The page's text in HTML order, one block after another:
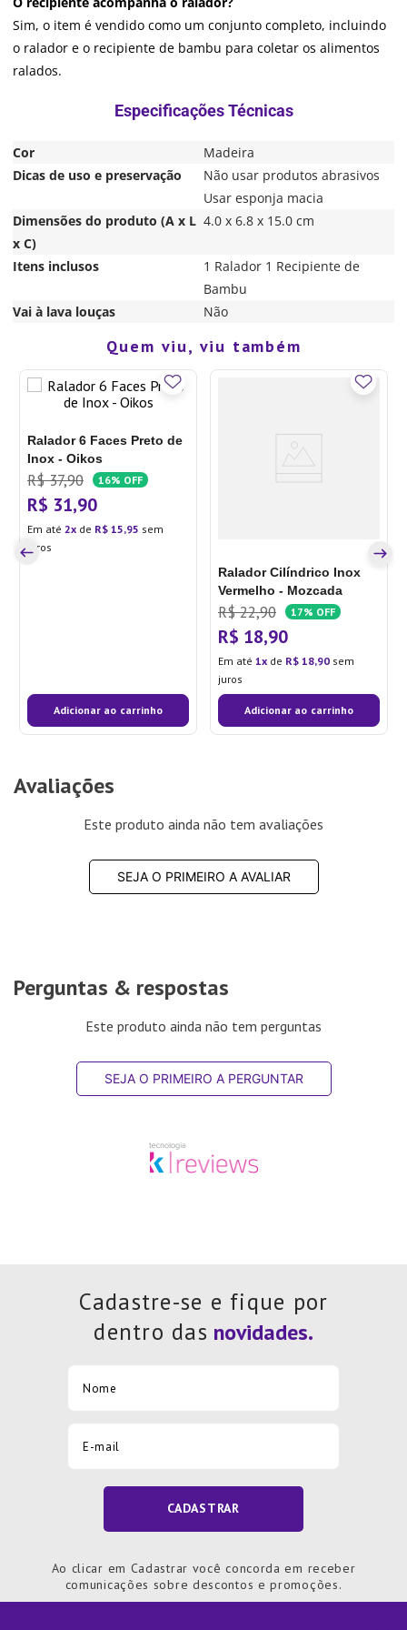
Sim, o item é vendido como um conjunto completo, incluindo
o ralador e o recipiente de bambu para coletar os alimentos
ralados.
Cor
Madeira
Dicas de uso e preservação
Não usar produtos abrasivos
Usar esponja macia
Dimensões do produto (A x L
x C)
4.0 x 6.8 x 15.0 cm
Itens inclusos
1 Ralador 1 Recipiente de
Bambu
Vai à lava louças
Não
Quem viu, viu também
Ralador 6 Faces Preto de
Inox - Oikos
R$ 37,90 16% OFF
R$ 31,90
Em até 2 de R$ 15,95 sem
juros
Adicionar ao carrinho
Ralador Cilíndrico Inox
Vermelho - Mozcada
R$ 22,90 17% OFF
R$ 18,90
Em até 1 de R$ 18,90 sem
juros
Adicionar ao carrinho
Avaliações
Este produto ainda não tem avaliações
SEJA O PRIMEIRO A AVALIAR
Perguntas & respostas
Este produto ainda não tem perguntas
SEJA O PRIMEIRO A PERGUNTAR
Cadastre-se e fique por
dentro das
CADASTRAR
Ao clicar em Cadastrar você concorda em receber
comunicações sobre descontos e promoções.